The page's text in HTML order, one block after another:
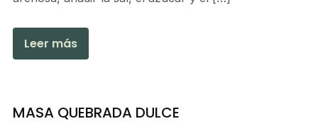
Leer más
MASA QUEBRADA DULCE